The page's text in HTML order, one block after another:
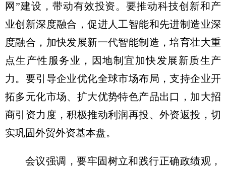
网”建设，带动有效投资。要推动科技创新和产
业创新深度融合，促进人工智能和先进制造业深
度融合，加快发展新一代智能制造，培育壮大重
点生产性服务业，因地制宜加快发展新质生产
力。要引导企业优化全球市场布局，支持企业开
拓多元化市场、扩大优势特色产品出口，加大招
商引资力度，积极推动利润再投、外资返投，切
实巩固外贸外资基本盘。
会议强调，要牢固树立和践行正确政绩观，